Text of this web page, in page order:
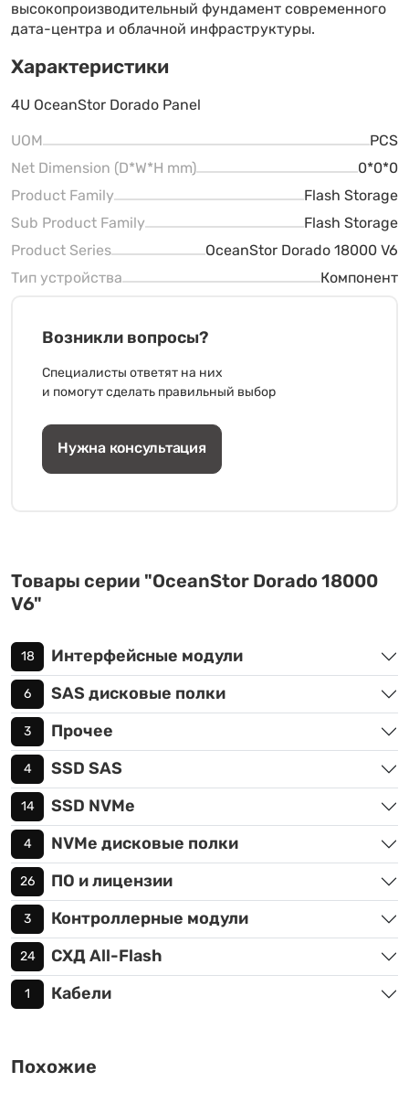
высокопроизводительный фундамент современного
дата-центра и облачной инфраструктуры.
Характеристики
4U OceanStor Dorado Panel
UOM
PCS
Net Dimension (D*W*H mm)
0*0*0
Product Family
Flash Storage
Sub Product Family
Flash Storage
Product Series
OceanStor Dorado 18000 V6
Тип устройства
Компонент
Возникли вопросы?
Специалисты ответят на них
и помогут сделать правильный выбор
Нужна консультация
Товары серии "OceanStor Dorado 18000
V6"
18 Интерфейсные модули
6 SAS дисковые полки
3 Прочее
4 SSD SAS
14 SSD NVMe
4 NVMe дисковые полки
26 ПО и лицензии
3 Контроллерные модули
24 СХД All-Flash
1 Кабели
Похожие